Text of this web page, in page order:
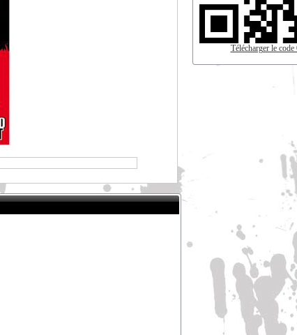
Télécharger le code